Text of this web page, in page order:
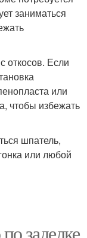
заниматься
откосов. Если
или
чтобы избежать
шпатель,
или любой